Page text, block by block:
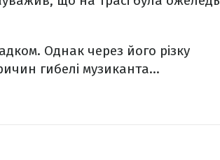
Однак через його різку
гибелі музиканта…